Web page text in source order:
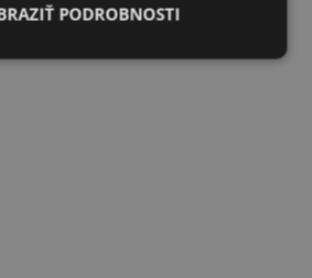
PODROBNOSTI